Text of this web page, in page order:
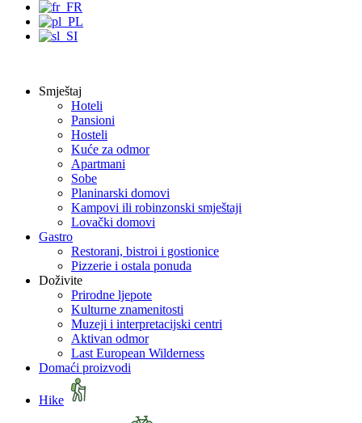
Smještaj
Hoteli
Pansioni
Hosteli
Kuće za odmor
Apartmani
Sobe
Planinarski domovi
Kampovi ili robinzonski smještaji
Lovački domovi
Gastro
Restorani, bistroi i gostionice
Pizzerie i ostala ponuda
Doživite
Prirodne ljepote
Kulturne znamenitosti
Muzeji i interpretacijski centri
Aktivan odmor
Last European Wilderness
Domaći proizvodi
Hike